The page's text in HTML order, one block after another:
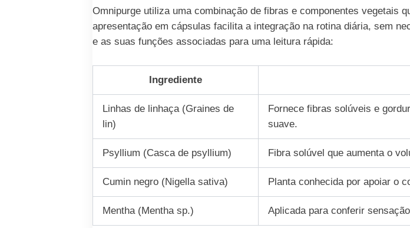
Omnipurge utiliza uma combinação de fibras e componentes vegetais
apresentação em cápsulas facilita a integração na rotina diária, sem
e as suas funções associadas para uma leitura rápida:
Ingrediente
Linhas de linhaça (Graines de
lin)
Fornece fibras solúveis e
suave.
Psyllium (Casca de psyllium) Fibra solúvel que aumenta o
Cumin negro (Nigella sativa) Planta conhecida por apoiar o
Mentha (Mentha sp.) Aplicada para conferir